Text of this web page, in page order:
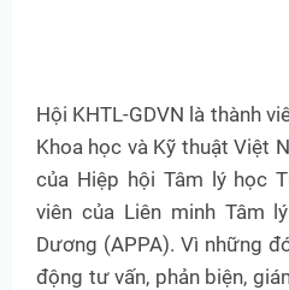
Hội KHTL-GDVN là thành
Khoa học và Kỹ thuật Việt
của Hiệp hội Tâm lý học
viên của Liên minh Tâm
Dương (APPA). Vì những
động tư vấn, phản biện,